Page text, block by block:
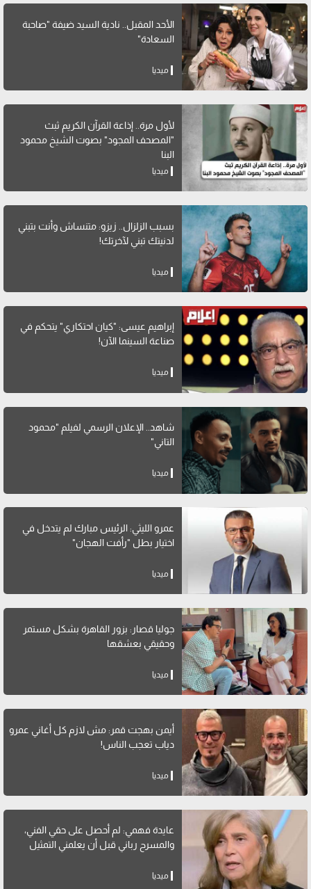
الأحد المقبل.. نادية السيد ضيفة "صاحبة
السعادة"
ميديا
لأول مرة.. إذاعة القرآن الكريم ثبث
"المصحف المجود" بصوت الشيخ محمود
البنا
ميديا
بسبب الزلزال.. زيزو: متنساش وأنت بتبني
لدنيتك تبني لآخرتك!
ميديا
إبراهيم عيسى: "كيان احتكاري" يتحكم في
صناعة السينما الآن!
ميديا
شاهد.. الإعلان الرسمي لفيلم "محمود
التاني"
ميديا
عمرو الليثي: الرئيس مبارك لم يتدخل في
اختيار بطل "رأفت الهجان"
ميديا
جوليا قصار: بزور القاهرة بشكل مستمر
وحقيقي بعشقها
ميديا
أيمن بهجت قمر: مش لازم كل أغاني عمرو
دياب تعجب الناس!
ميديا
عايدة فهمي: لم أحصل على حقي الفني،
والمسرح رباني قبل أن يعلمني التمثيل
ميديا